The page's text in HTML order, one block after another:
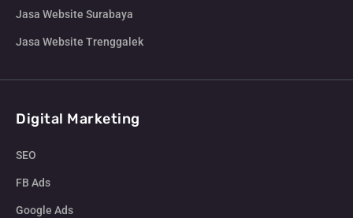
Jasa Website Surabaya
Jasa Website Trenggalek
Digital Marketing
SEO
FB Ads
Google Ads